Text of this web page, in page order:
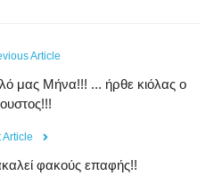
Article
μας Μήνα!!! ... ήρθε κιόλας ο
Article
φακούς επαφής!!